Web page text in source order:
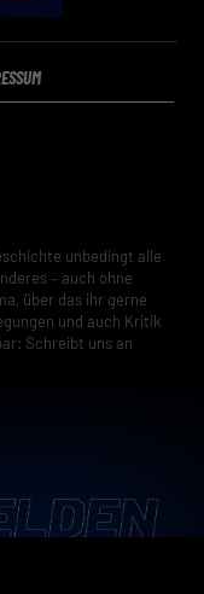
unbedingt alle
– auch ohne
über das ihr gerne
und auch Kritik
Schreibt uns an